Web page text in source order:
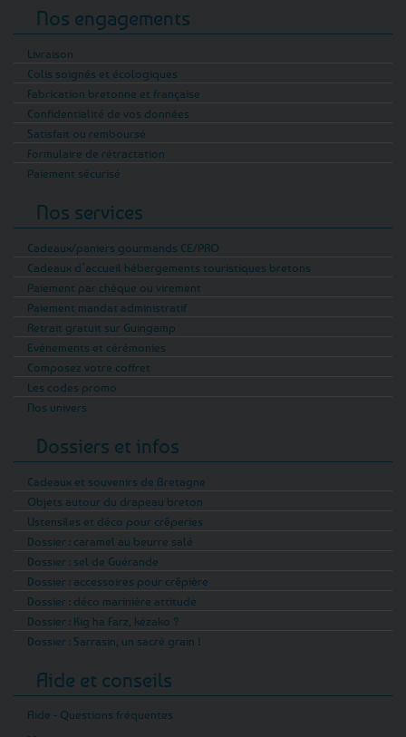
Nos engagements
Livraison
Colis soignés et écologiques
Fabrication bretonne et française
Confidentialité de vos données
Satisfait ou remboursé
Formulaire de rétractation
Paiement sécurisé
Nos services
Cadeaux/paniers gourmands CE/PRO
Cadeaux d’accueil hébergements touristiques bretons
Paiement par chèque ou virement
Paiement mandat administratif
Retrait gratuit sur Guingamp
Evénements et cérémonies
Composez votre coffret
Les codes promo
Nos univers
Dossiers et infos
Cadeaux et souvenirs de Bretagne
Objets autour du drapeau breton
Ustensiles et déco pour crêperies
Dossier : caramel au beurre salé
Dossier : sel de Guérande
Dossier : accessoires pour crêpière
Dossier : déco marinière attitude
Dossier : Kig ha Farz, kézako ?
Dossier : Sarrasin, un sacré grain !
Aide et conseils
Aide - Questions fréquentes